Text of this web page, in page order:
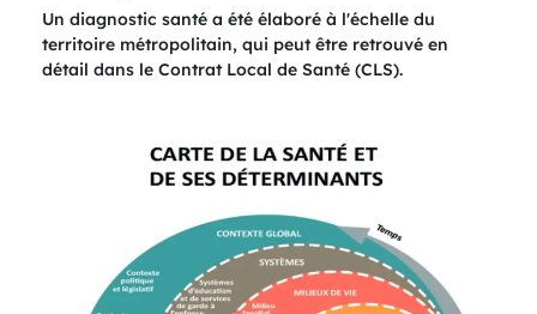
Un diagnostic santé a été élaboré à l'échelle du
territoire métropolitain, qui peut être retrouvé en
détail dans le Contrat Local de Santé (CLS).